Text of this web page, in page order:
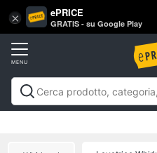
× ePRICE
GRATIS - su Google Play
Accedi
Registrati
Offerte
Vai
al